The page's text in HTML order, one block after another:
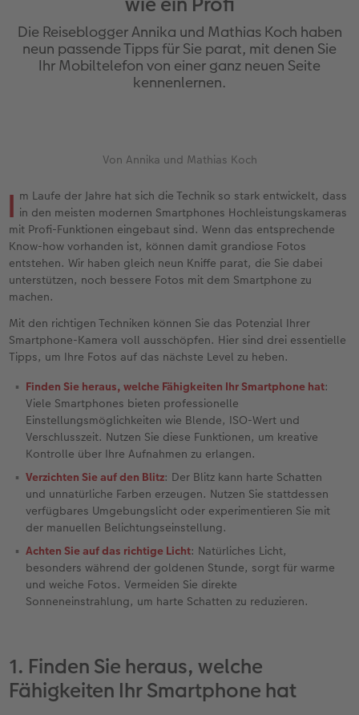
Erinnerungstasche
Personalisierter Schuber
Bestellwege
Jahrbuch
Reisefotobuch
Kundenbeispiele
Webinare & VHS
Erste Schritte
Fotobuch erstellen
Foto-Kochbuch
Neuheiten
hexxas
Acrylglas
Alu Dibond
Hartschaum
Foto auf Holz
Mehrteiler
Bestellwege
Ideen zur Wandgestaltung
CEWE myPhotos
Neuheiten
Extras
Bilderboxen
Fotosets
Fotosticker
Rahmen
Fotogrößen & Formate
Bestellwege
Last Minute Fotos
CEWE myPhotos
Fotos digitalisieren
Neuheiten
Extras
Sofortfotos
Sofortfotos mit Rahmen
Sofortfotos mit Text
Sofortfotostreifen
Sofortfotogrußkarten
Sofortfotosets
Sofortfotocollagen
Mehrteilige Sofortfotos
Retro Minis
Fototassen
Emaille Becher
Trinkflasche
Schule & Büro
Textilien
Art Prints
Faber-Castell
Foto-Geschenkbox
Neuheiten
CEWE myPhotos
Geburtskarten
Taufkarten
Postkarten Sets
Fotokarten
Digitale Grußkarte
Bestellwege
Papierqualitäten
Weitere Anlässe
CEWE myPhotos
Neuheiten
Silikonhüllen
Handykette
Kunststoffhüllen
Holzhüllen
Bio-based Case
Mit Design
Bestellwege
Inspiration
CEWE myPhotos
Neuheiten
Papierqualitäten
Bestellwege
Designvorlagen
Gestaltungsideen
CEWE myPhotos
Neuheiten
Extras
Danke sagen
für Männer
für Frauen
für Kinder
für Großeltern
für Tierfreunde
Einfach & schnell gestaltet
Besondere Geschenkideen
CEWE myPhotos
Neuheiten
Erste Schritte
Softwaretipps
Videotutorials
Die Reiseblogger Annika und Mathias Koch haben
neun passende Tipps für Sie parat, mit denen Sie
Ihr Mobiltelefon von einer ganz neuen Seite
kennenlernen.
Von Annika und Mathias Koch
I m Laufe der Jahre hat sich die Technik so stark entwickelt, dass
in den meisten modernen Smartphones Hochleistungskameras
mit Profi-Funktionen eingebaut sind. Wenn das entsprechende
Know-how vorhanden ist, können damit grandiose Fotos
entstehen. Wir haben gleich neun Kniffe parat, die Sie dabei
unterstützen, noch bessere Fotos mit dem Smartphone zu
machen.
Mit den richtigen Techniken können Sie das Potenzial Ihrer
Smartphone-Kamera voll ausschöpfen. Hier sind drei essentielle
Tipps, um Ihre Fotos auf das nächste Level zu heben.
Finden Sie heraus, welche Fähigkeiten Ihr Smartphone hat:
Viele Smartphones bieten professionelle
Einstellungsmöglichkeiten wie Blende, ISO-Wert und
Verschlusszeit. Nutzen Sie diese Funktionen, um kreative
Kontrolle über Ihre Aufnahmen zu erlangen.
Verzichten Sie auf den Blitz: Der Blitz kann harte Schatten
und unnatürliche Farben erzeugen. Nutzen Sie stattdessen
verfügbares Umgebungslicht oder experimentieren Sie mit
der manuellen Belichtungseinstellung.
Achten Sie auf das richtige Licht: Natürliches Licht,
besonders während der goldenen Stunde, sorgt für warme
und weiche Fotos. Vermeiden Sie direkte
Sonneneinstrahlung, um harte Schatten zu reduzieren.
1. Finden Sie heraus, welche
Fähigkeiten Ihr Smartphone hat